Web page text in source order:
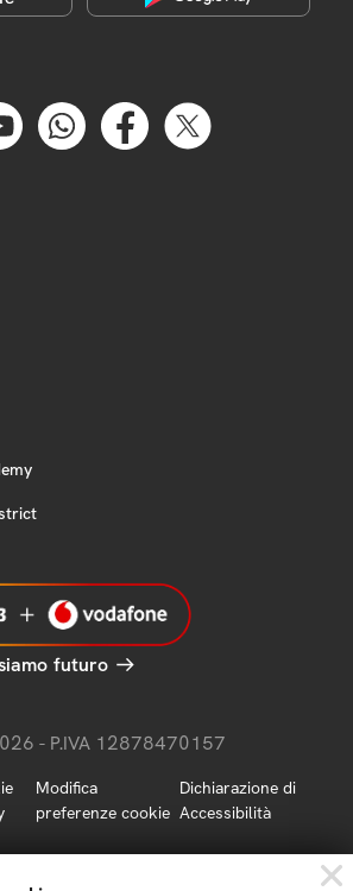
futuro
- P.IVA 12878470157
Modifica
preferenze cookie
Dichiarazione di
Accessibilità